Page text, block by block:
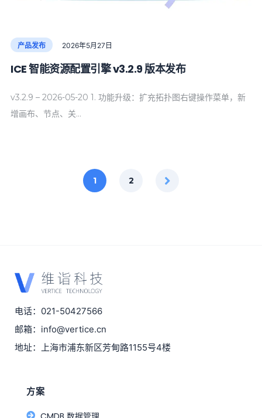
产品发布 2026年5月27日
ICE 智能资源配置引擎 v3.2.9 版本发布
v3.2.9 – 2026-05-20 1. 功能升级：扩充拓扑图右键操作菜单，新
增画布、节点、关…
1 2
电话：021-50427566
邮箱：info@vertice.cn
地址：上海市浦东新区芳甸路1155号4楼
方案